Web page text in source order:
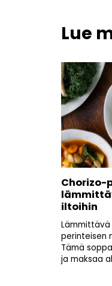
Lue
Chorizo-
iltoihin
perinteisen
Tämä
ja maksaa